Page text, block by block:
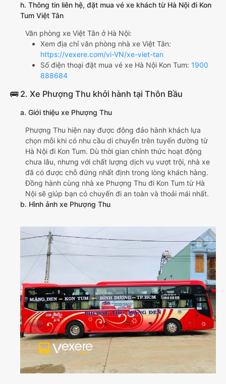
h. Thông tin liên hệ, đặt mua vé xe khách từ Hà Nội đi Kon
Tum Việt Tân
Văn phòng xe Việt Tân ở Hà Nội:
Xem địa chỉ văn phòng nhà xe Việt Tân:
https://vexere.com/vi-VN/xe-viet-tan
Số điện thoại đặt mua vé xe Hà Nội Kon Tum: 1900
888684
🚌 2. Xe Phượng Thu khởi hành tại Thôn Bầu
a. Giới thiệu xe Phượng Thu
Phượng Thu hiện nay được đông đảo hành khách lựa
chọn mỗi khi có nhu cầu di chuyển trên tuyến đường từ
Hà Nội đi Kon Tum. Dù thời gian chính thức hoạt động
chưa lâu, nhưng với chất lượng dịch vụ vượt trội, nhà xe
đã có được chỗ đứng nhất định trong lòng khách hàng.
Đồng hành cùng nhà xe Phượng Thu đi Kon Tum từ Hà
Nội sẽ giúp bạn có chuyến đi an toàn và thoải mái nhất.
b. Hình ảnh xe Phượng Thu